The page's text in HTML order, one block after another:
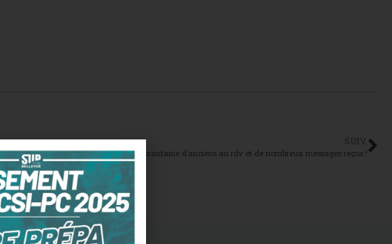
SUIV.
Soirée des Anciens BTS : une soixantaine d’anciens au rdv et de nombreux messages reçus !